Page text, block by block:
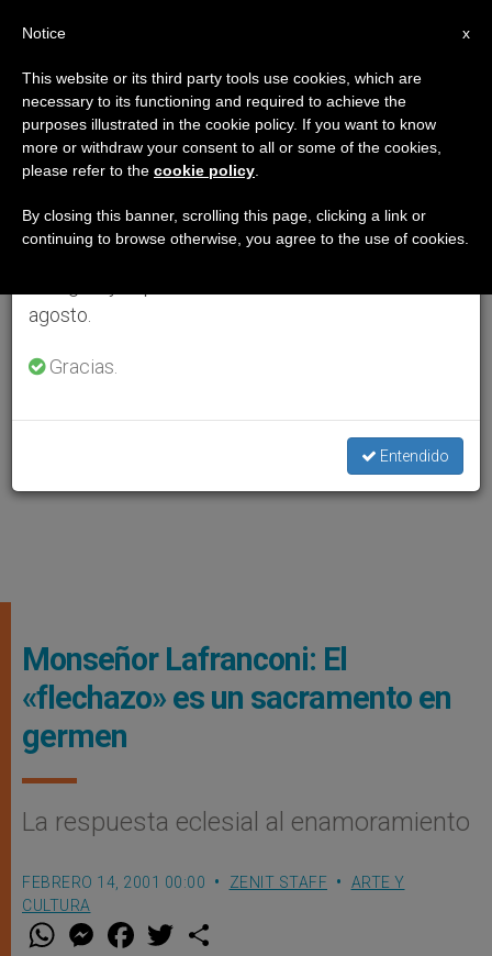
Monseñor Lafranconi: El
«flechazo» es un sacramento en
germen
La respuesta eclesial al enamoramiento
FEBRERO 14, 2001 00:00 ZENIT STAFF
ARTE Y
CULTURA
W M
e
F
a w
×
Aviso importante
Del 27 de julio al 7 de agosto haremos la pausa
anual, aprovechando que en el periodo de verano
se generan menos informaciones y también el
agosto.
Gracias.
Entendido
x
Notice
This website or its third party tools use cookies, which are
necessary to its functioning and required to achieve the
purposes illustrated in the cookie policy. If you want to know
more or withdraw your consent to all or some of the cookies,
please refer to the cookie policy
By closing this banner, scrolling this page, clicking a link or
continuing to browse otherwise, you agree to the use of cookies.